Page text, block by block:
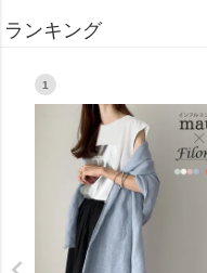
ランキング
1